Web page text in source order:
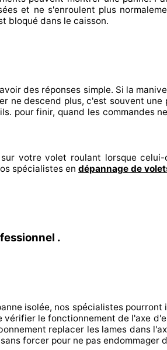
et ne s'enroulent plus
bloqué dans le caisson.
des réponses simple. Si la
ne descend plus, c'est souvent une
pour finir, quand les commandes
votre volet roulant lorsque
spécialistes en dépannage de
.
isolée, nos spécialistes pourront
vérifier le fonctionnement de l'axe
replacer les lames dans
forcer pour ne pas endommager